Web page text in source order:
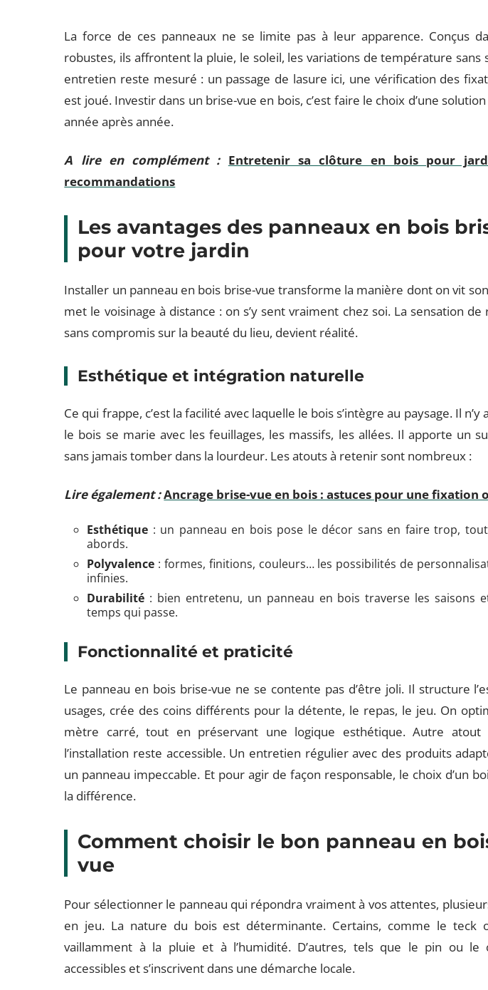
La force de ces panneaux ne se limite pas à leur apparence. Conçus
robustes, ils affrontent la pluie, le soleil, les variations de température sans
entretien reste mesuré : un passage de lasure ici, une vérification des
est joué. Investir dans un brise-vue en bois, c’est faire le choix d’une
année après année.
A lire en complément : Entretenir sa clôture en bois pour
recommandations
Les avantages des panneaux en bois
pour votre jardin
Installer un panneau en bois brise-vue transforme la manière dont on vit son
met le voisinage à distance : on s’y sent vraiment chez soi. La sensation
sans compromis sur la beauté du lieu, devient réalité.
Esthétique et intégration naturelle
Ce qui frappe, c’est la facilité avec laquelle le bois s’intègre au paysage. Il n’y
le bois se marie avec les feuillages, les massifs, les allées. Il apporte un
sans jamais tomber dans la lourdeur. Les atouts à retenir sont nombreux :
Lire également :Ancrage brise-vue en bois : astuces pour une fixation
Esthétique : un panneau en bois pose le décor sans en faire trop,
abords.
Polyvalence : formes, finitions, couleurs… les possibilités de
infinies.
Durabilité : bien entretenu, un panneau en bois traverse les saisons
temps qui passe.
Fonctionnalité et praticité
Le panneau en bois brise-vue ne se contente pas d’être joli. Il structure
usages, crée des coins différents pour la détente, le repas, le jeu. On
mètre carré, tout en préservant une logique esthétique. Autre atout
l’installation reste accessible. Un entretien régulier avec des produits
un panneau impeccable. Et pour agir de façon responsable, le choix d’un
la différence.
Comment choisir le bon panneau en
vue
Pour sélectionner le panneau qui répondra vraiment à vos attentes,
en jeu. La nature du bois est déterminante. Certains, comme le teck
vaillamment à la pluie et à l’humidité. D’autres, tels que le pin ou le
accessibles et s’inscrivent dans une démarche locale.